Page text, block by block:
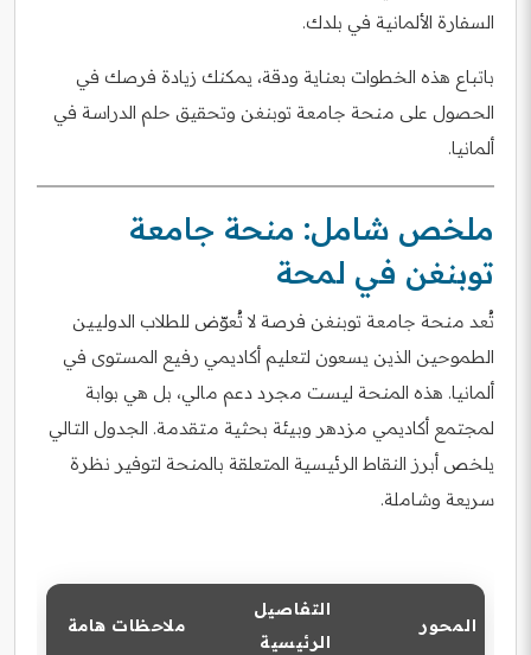
السفارة الألمانية في بلدك.
باتباع هذه الخطوات بعناية ودقة، يمكنك زيادة فرصك في
الحصول على منحة جامعة توبنغن وتحقيق حلم الدراسة في
ألمانيا.
ملخص شامل: منحة جامعة
توبنغن في لمحة
تُعد منحة جامعة توبنغن فرصة لا تُعوّض للطلاب الدوليين
الطموحين الذين يسعون لتعليم أكاديمي رفيع المستوى في
ألمانيا. هذه المنحة ليست مجرد دعم مالي، بل هي بوابة
لمجتمع أكاديمي مزدهر وبيئة بحثية متقدمة. الجدول التالي
يلخص أبرز النقاط الرئيسية المتعلقة بالمنحة لتوفير نظرة
سريعة وشاملة.
المحور
التفاصيل
الرئيسية
ملاحظات هامة